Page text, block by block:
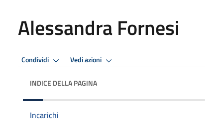
Alessandra Fornesi
Condividi Vedi azioni
INDICE DELLA PAGINA
Incarichi